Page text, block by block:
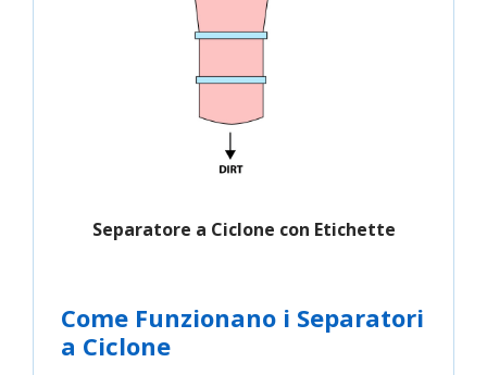
Separatore a Ciclone con Etichette
Come Funzionano i Separatori
a Ciclone